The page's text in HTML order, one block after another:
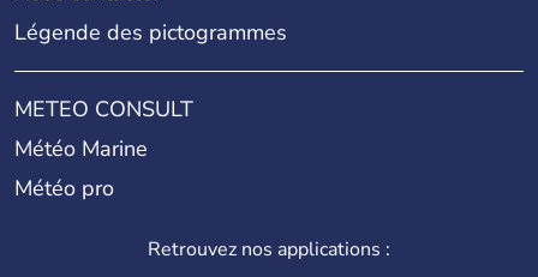
Légende des pictogrammes
METEO CONSULT
Météo Marine
Météo pro
Retrouvez nos applications :